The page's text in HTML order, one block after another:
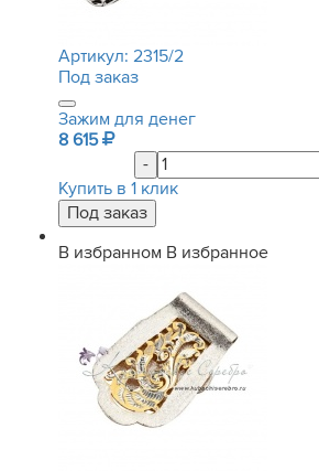
Артикул: 2315/2
Под заказ
Зажим для денег
8 615
-
Купить в 1 клик
В избранном В избранное